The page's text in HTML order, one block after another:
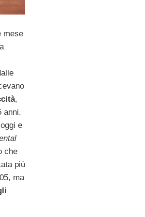
mese
,
anni.
e
che
più
ma